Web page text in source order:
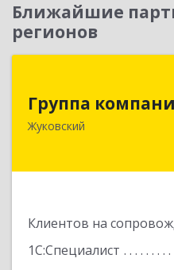
Ближайшие
регионов
Группа
Жуковский
Клиентов на
1С:Специалист
140180, Московская